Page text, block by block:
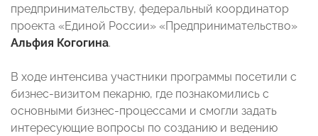
предпринимательству, федеральный координатор
проекта «Единой России» «Предпринимательство»
Альфия Когогина.
В ходе интенсива участники программы посетили с
бизнес-визитом пекарню, где познакомились с
основными бизнес-процессами и смогли задать
интересующие вопросы по созданию и ведению